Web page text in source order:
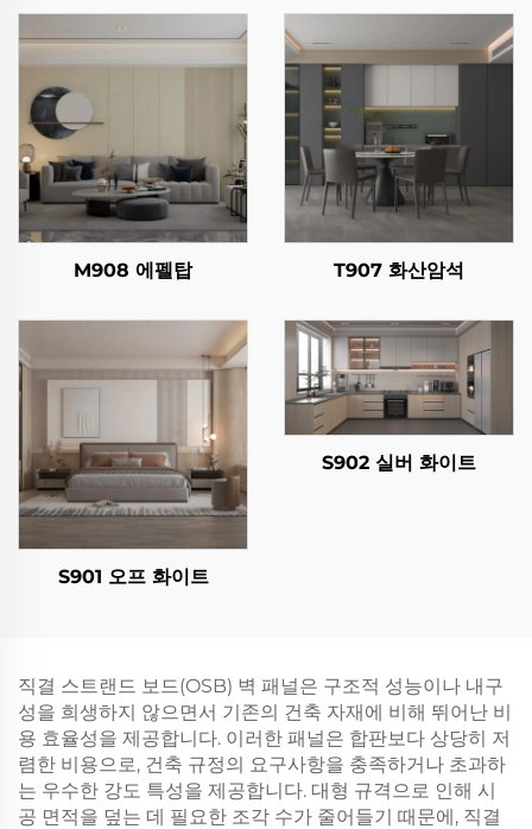
M908 에펠탑 T907 화산암석
S901 오프 화이트
S902 실버 화이트
직결 스트랜드 보드(OSB) 벽 패널은 구조적 성능이나 내구
성을 희생하지 않으면서 기존의 건축 자재에 비해 뛰어난 비
용 효율성을 제공합니다. 이러한 패널은 합판보다 상당히 저
렴한 비용으로, 건축 규정의 요구사항을 충족하거나 초과하
는 우수한 강도 특성을 제공합니다. 대형 규격으로 인해 시
공 면적을 덮는 데 필요한 조각 수가 줄어들기 때문에, 직결